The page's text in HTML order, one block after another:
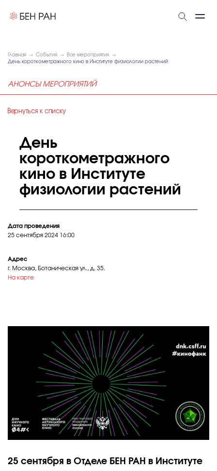
Главная События
Все мероприятия
День короткометражного кино в Институте физиологии растений
АНОНСЫ МЕРОПРИЯТИЙ
Вернуться к списку
День
короткометражного
кино в Институте
физиологии растений
Дата проведения
25 сентября 2024 16:00
Адрес
г. Москва, Ботаническая ул., д. 35.
На карте
25 сентября в Отделе БЕН РАН в Институте